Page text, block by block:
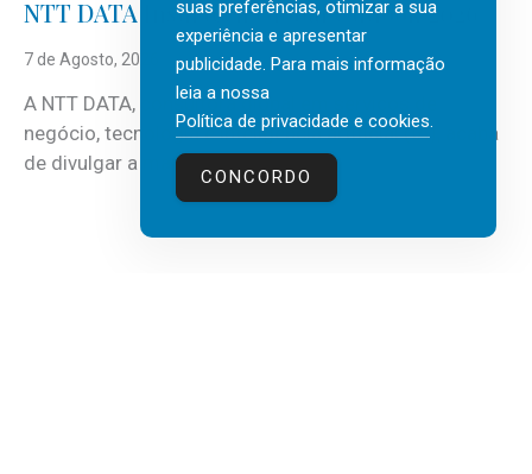
NTT DATA Insurtech Global Outlook 2026
7 de Agosto, 2026
A NTT DATA, consultora global em serviços de
negócio, tecnologia e inteligência artificial (IA), acaba
de divulgar a mais recente...
suas preferências, otimizar a sua
experiência e apresentar
publicidade. Para mais informação
leia a nossa
Política de privacidade e cookies.
CONCORDO